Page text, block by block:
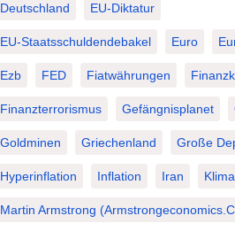
Deutschland EU-Diktatur
EU-Staatsschuldendebakel Euro
Ezb FED Fiatwährungen
Finanzterrorismus Gefängnisplanet
Goldminen Griechenland Große
Hyperinflation Inflation Iran
Martin Armstrong